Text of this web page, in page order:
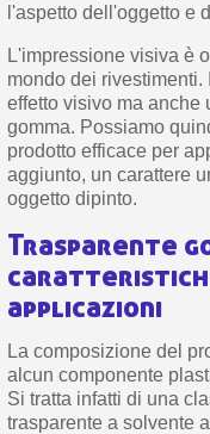
l'aspetto dell'oggetto e
L'impressione visiva è
mondo dei rivestimenti.
effetto visivo ma anche
gomma. Possiamo
prodotto efficace per
aggiunto, un carattere
oggetto dipinto.
Trasparente
applicazioni
La composizione del
alcun componente
Si tratta infatti di una
trasparente a solvente